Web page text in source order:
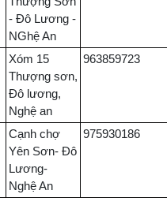
- Đô Lương -
NGhệ An
Xóm 15
Thượng sơn,
Đô lương,
Nghệ an
963859723
Cạnh chợ
Yên Sơn- Đô
Lương-
Nghệ An
975930186